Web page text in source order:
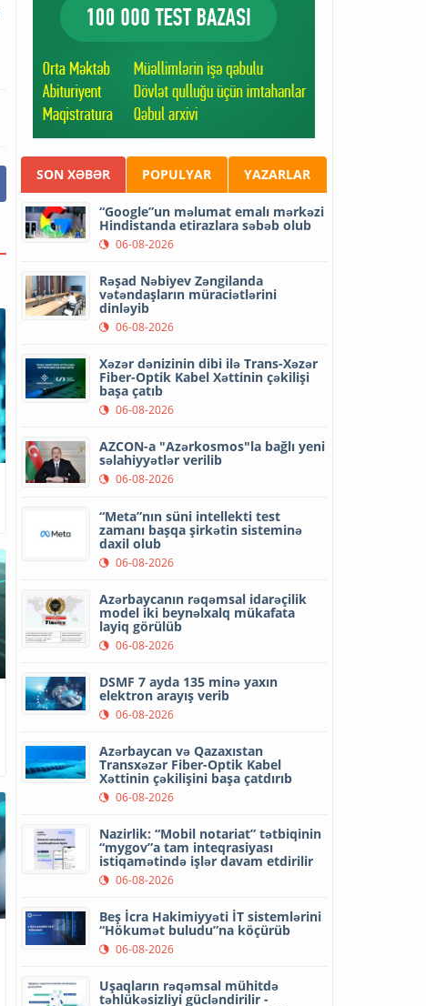
SON XƏBƏR POPULYAR YAZARLAR
“Google”un məlumat emalı mərkəzi
Hindistanda etirazlara səbəb olub
06-08-2026
Rəşad Nəbiyev Zəngilanda
vətəndaşların müraciətlərini
dinləyib
06-08-2026
Xəzər dənizinin dibi ilə Trans-Xəzər
Fiber-Optik Kabel Xəttinin çəkilişi
başa çatıb
06-08-2026
AZCON-a "Azərkosmos"la bağlı yeni
səlahiyyətlər verilib
06-08-2026
“Meta”nın süni intellekti test
zamanı başqa şirkətin sisteminə
daxil olub
06-08-2026
Azərbaycanın rəqəmsal idarəçilik
model iki beynəlxalq mükafata
layiq görülüb
06-08-2026
DSMF 7 ayda 135 minə yaxın
elektron arayış verib
06-08-2026
Azərbaycan və Qazaxıstan
Transxəzər Fiber-Optik Kabel
Xəttinin çəkilişini başa çatdırıb
06-08-2026
Nazirlik: “Mobil notariat” tətbiqinin
“mygov”a tam inteqrasiyası
istiqamətində işlər davam etdirilir
06-08-2026
Beş İcra Hakimiyyəti İT sistemlərini
“Hökumət buludu”na köçürüb
06-08-2026
Uşaqların rəqəmsal mühitdə
təhlükəsizliyi gücləndirilir -